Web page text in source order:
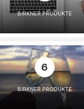
BIRKNER PRODUKTE
6
BIRKNER PRODUKTE